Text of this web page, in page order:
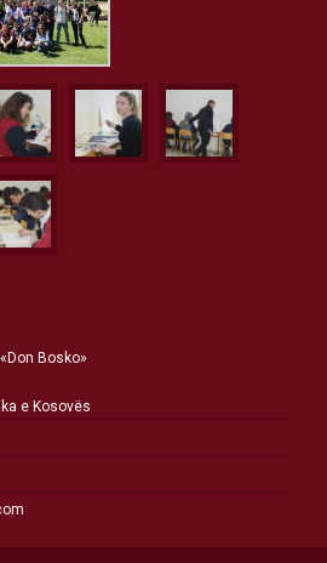
Bosko»
e Kosovës